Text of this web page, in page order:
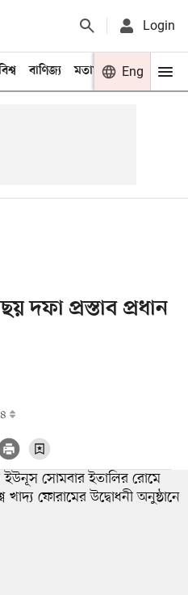
Login
বাণিজ্য মতামত খেলা
Eng
দফা প্রস্তাব প্রধান